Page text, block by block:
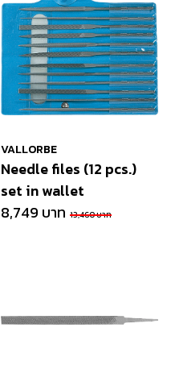
VALLORBE
Needle files (12 pcs.)
set in wallet
8,749 บาท 13,460 บาท